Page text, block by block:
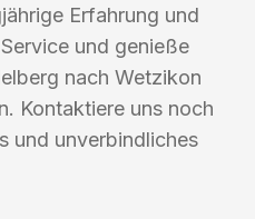
Erfahrung und
und genieße
nach Wetzikon
Kontaktiere uns noch
und unverbindliches